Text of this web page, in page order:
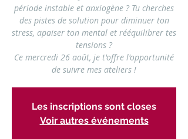
période instable et anxiogène ? Tu cherches
des pistes de solution pour diminuer ton
stress, apaiser ton mental et rééquilibrer tes
tensions ?
Ce mercredi 26 août, je t'offre l'opportunité
de suivre mes ateliers !
Les inscriptions sont closes
Voir autres événements